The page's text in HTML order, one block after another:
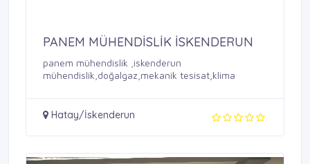
PANEM MÜHENDİSLİK İSKENDERUN
panem mühendislik ,iskenderun
mühendislik,doğalgaz,mekanik tesisat,klima
Hatay/İskenderun